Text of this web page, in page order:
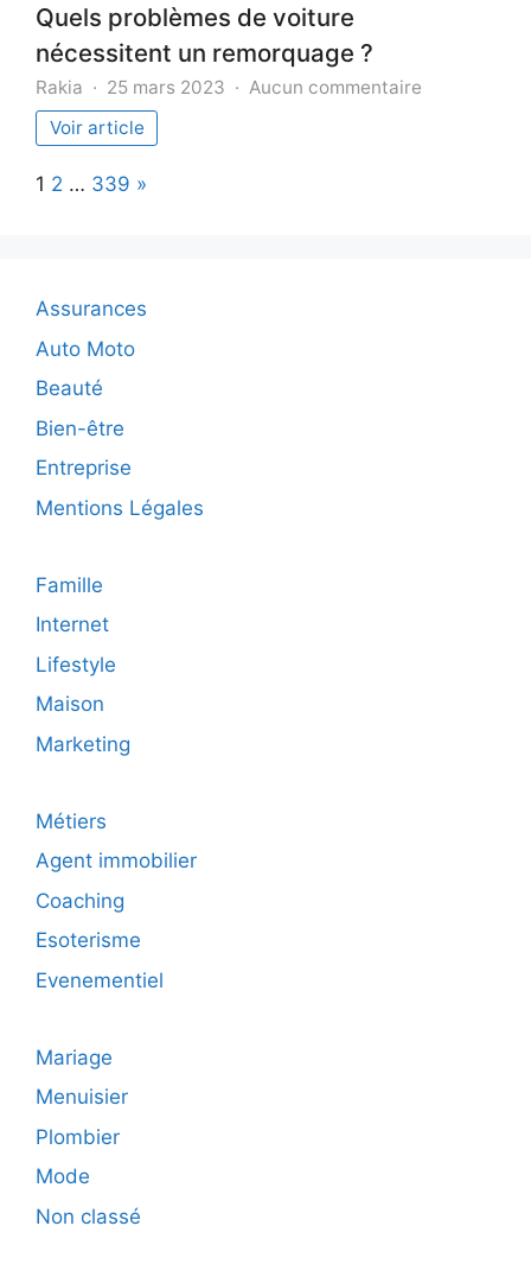
Quels problèmes de voiture
nécessitent un remorquage ?
Rakia 25 mars 2023 Aucun commentaire
Voir article
Page:
1 2 … 339 Next
»
Assurances
Auto Moto
Beauté
Bien-être
Entreprise
Mentions Légales
Famille
Internet
Lifestyle
Maison
Marketing
Métiers
Agent immobilier
Coaching
Esoterisme
Evenementiel
Mariage
Menuisier
Plombier
Mode
Non classé